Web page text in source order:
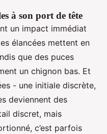
à son port de tête
un impact immédiat
élancées mettent en
que des puces
un chignon bas. Et
- une initiale discrète,
deviennent des
discret, mais
c’est parfois